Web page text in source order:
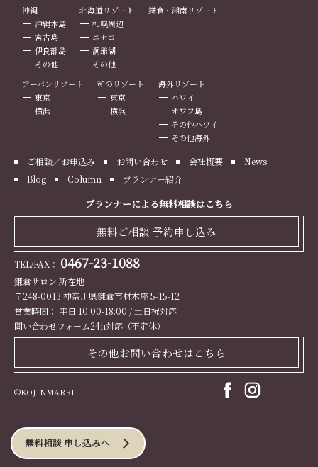
沖縄
沖縄本島
宮古島
伊良部島
その他
北海道リゾート
札幌周辺
ニセコ
洞爺湖
その他
鎌倉・湘南リゾート
アーバンリゾート
東京
横浜
和のリゾート
東京
横浜
海外リゾート
ハワイ
オワフ島
その他ハワイ
その他海外
ご相談／お申込み お問い合わせ 会社概要
News
Blog
Column プランナー紹介
プランナーによる無料相談はこちら
無料ご相談 予約申し込み
TEL/FAX： 0467-23-1088
鎌倉サロン 所在地
〒248-0013 神奈川県鎌倉市材木座 5-15-12
営業時間： 平日 10:00-18:00 / 土日祝対応
問い合わせフォーム24h対応（不定休）
その他お問い合わせはこちら
©KOJINMARRI
無料相談 申し込みへ